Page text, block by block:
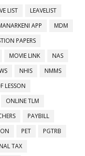
LIST
LEAVELIST
APP
MDM
PAPERS
MOVIE LINK
NAS
NHIS
NMMS
LESSON
ONLINE TLM
PAYBILL
PET
PGTRB
TAX